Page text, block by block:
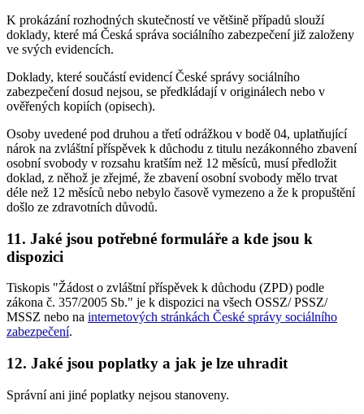
K prokázání rozhodných skutečností ve většině případů slouží
doklady, které má Česká správa sociálního zabezpečení již založeny
ve svých evidencích.
Doklady, které součástí evidencí České správy sociálního
zabezpečení dosud nejsou, se předkládají v originálech nebo v
ověřených kopiích (opisech).
Osoby uvedené pod druhou a třetí odrážkou v bodě 04, uplatňující
nárok na zvláštní příspěvek k důchodu z titulu nezákonného zbavení
osobní svobody v rozsahu kratším než 12 měsíců, musí předložit
doklad, z něhož je zřejmé, že zbavení osobní svobody mělo trvat
déle než 12 měsíců nebo nebylo časově vymezeno a že k propuštění
došlo ze zdravotních důvodů.
11. Jaké jsou potřebné formuláře a kde jsou k
dispozici
Tiskopis "Žádost o zvláštní příspěvek k důchodu (ZPD) podle
zákona č. 357/2005 Sb." je k dispozici na všech OSSZ/ PSSZ/
MSSZ nebo na internetových stránkách České správy sociálního
zabezpečení.
12. Jaké jsou poplatky a jak je lze uhradit
Správní ani jiné poplatky nejsou stanoveny.